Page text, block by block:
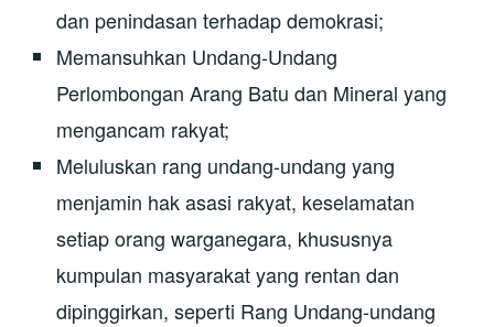
dan penindasan terhadap demokrasi;
Memansuhkan Undang-Undang
Perlombongan Arang Batu dan Mineral yang
mengancam rakyat;
Meluluskan rang undang-undang yang
menjamin hak asasi rakyat, keselamatan
setiap orang warganegara, khususnya
kumpulan masyarakat yang rentan dan
dipinggirkan, seperti Rang Undang-undang